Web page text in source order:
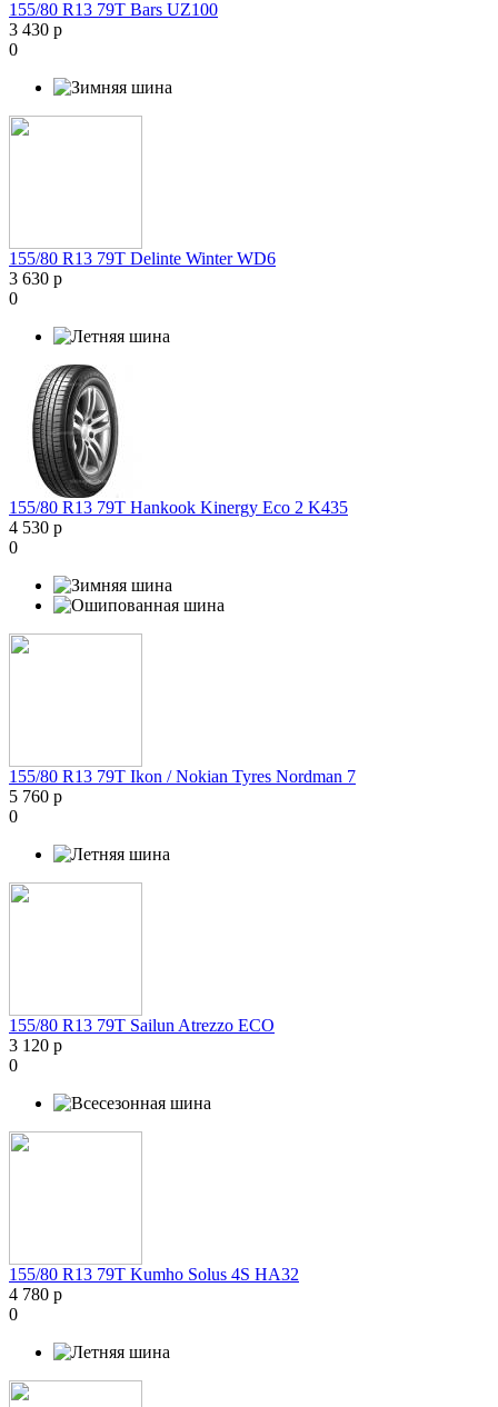
155/80 R13 79T Bars UZ100
3 430 р
0
155/80 R13 79T Delinte Winter WD6
3 630 р
0
155/80 R13 79T Hankook Kinergy Eco 2 K435
4 530 р
0
155/80 R13 79T Ikon / Nokian Tyres Nordman 7
5 760 р
0
155/80 R13 79T Sailun Atrezzo ECO
3 120 р
0
155/80 R13 79T Kumho Solus 4S HA32
4 780 р
0